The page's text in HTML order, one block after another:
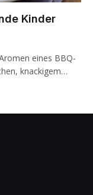
Kinder
eines BBQ-
knackigem…